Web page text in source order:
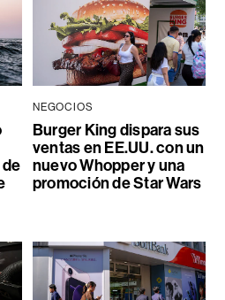
NEGOCIOS
Burger King dispara sus
ventas en EE.UU. con un
nuevo Whopper y una
promoción de Star Wars